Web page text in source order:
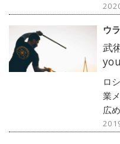
て
そ
を
ン
っ
武
ロ
業
広
て
ウ